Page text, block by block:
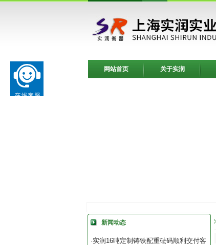
网站首页 关于实润
新闻动态
·实润16吨定制铸铁配重砝码顺利交付客